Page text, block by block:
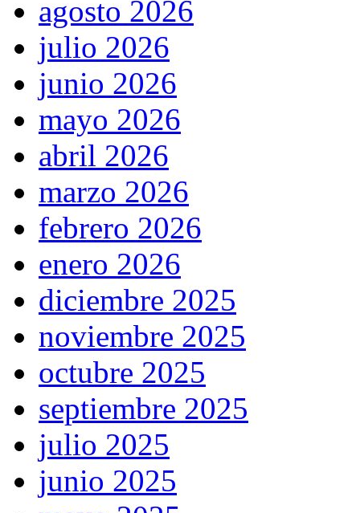
agosto 2026
julio 2026
junio 2026
mayo 2026
abril 2026
marzo 2026
febrero 2026
enero 2026
diciembre 2025
noviembre 2025
octubre 2025
septiembre 2025
julio 2025
junio 2025